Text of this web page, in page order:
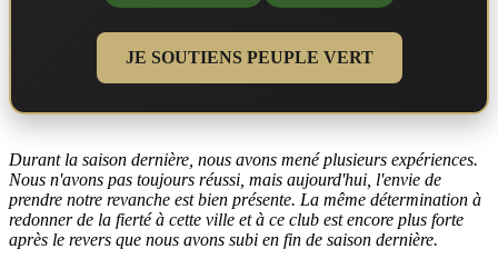
JE SOUTIENS PEUPLE VERT
Durant la saison dernière, nous avons mené plusieurs expériences.
Nous n'avons pas toujours réussi, mais aujourd'hui, l'envie de
prendre notre revanche est bien présente. La même détermination à
redonner de la fierté à cette ville et à ce club est encore plus forte
après le revers que nous avons subi en fin de saison dernière.